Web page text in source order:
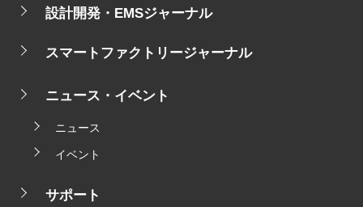
設計開発・EMSジャーナル
スマートファクトリージャーナル
ニュース・イベント
ニュース
イベント
サポート